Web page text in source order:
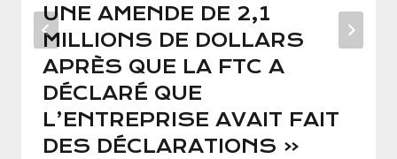
UNE AMENDE DE 2,1
MILLIONS DE DOLLARS
APRÈS QUE LA FTC A
DÉCLARÉ QUE
L’ENTREPRISE AVAIT FAIT
DES DÉCLARATIONS «